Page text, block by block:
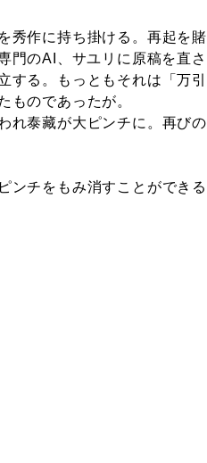
秀作に持ち掛ける。再起を
門のAI、サユリに原稿を直
する。もっともそれは「万
ものであったが。
れ泰藏が大ピンチに。再び
ンチをもみ消すことができ